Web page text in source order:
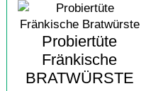
Probiertüte
Fränkische
BRATWÜRSTE